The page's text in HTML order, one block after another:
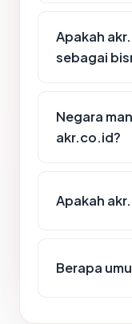
Apakah
sebagai
Negara
akr.co.id?
Apakah
Berapa